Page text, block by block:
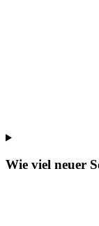
Wie viel neuer